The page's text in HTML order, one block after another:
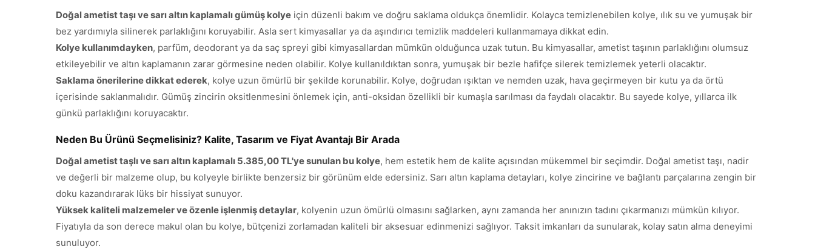
Doğal ametist taşı ve sarı altın kaplamalı gümüş kolye için düzenli bakım ve doğru saklama oldukça önemlidir. Kolayca temizlenebilen kolye, ılık su ve yumuşak bir
bez yardımıyla silinerek parlaklığını koruyabilir. Asla sert kimyasallar ya da aşındırıcı temizlik maddeleri kullanmamaya dikkat edin.
Kolye kullanımdayken, parfüm, deodorant ya da saç spreyi gibi kimyasallardan mümkün olduğunca uzak tutun. Bu kimyasallar, ametist taşının parlaklığını olumsuz
etkileyebilir ve altın kaplamanın zarar görmesine neden olabilir. Kolye kullanıldıktan sonra, yumuşak bir bezle hafifçe silerek temizlemek yeterli olacaktır.
Saklama önerilerine dikkat ederek, kolye uzun ömürlü bir şekilde korunabilir. Kolye, doğrudan ışıktan ve nemden uzak, hava geçirmeyen bir kutu ya da örtü
içerisinde saklanmalıdır. Gümüş zincirin oksitlenmesini önlemek için, anti-oksidan özellikli bir kumaşla sarılması da faydalı olacaktır. Bu sayede kolye, yıllarca ilk
günkü parlaklığını koruyacaktır.
Neden Bu Ürünü Seçmelisiniz? Kalite, Tasarım ve Fiyat Avantajı Bir Arada
Doğal ametist taşlı ve sarı altın kaplamalı 5.385,00 TL'ye sunulan bu kolye, hem estetik hem de kalite açısından mükemmel bir seçimdir. Doğal ametist taşı, nadir
ve değerli bir malzeme olup, bu kolyeyle birlikte benzersiz bir görünüm elde edersiniz. Sarı altın kaplama detayları, kolye zincirine ve bağlantı parçalarına zengin bir
doku kazandırarak lüks bir hissiyat sunuyor.
Yüksek kaliteli malzemeler ve özenle işlenmiş detaylar, kolyenin uzun ömürlü olmasını sağlarken, aynı zamanda her anınızın tadını çıkarmanızı mümkün kılıyor.
Fiyatıyla da son derece makul olan bu kolye, bütçenizi zorlamadan kaliteli bir aksesuar edinmenizi sağlıyor. Taksit imkanları da sunularak, kolay satın alma deneyimi
sunuluyor.